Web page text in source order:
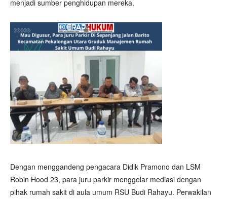
menjadi sumber penghidupan mereka.
Dengan menggandeng pengacara Didik Pramono dan LSM
Robin Hood 23, para juru parkir menggelar mediasi dengan
pihak rumah sakit di aula umum RSU Budi Rahayu. Perwakilan